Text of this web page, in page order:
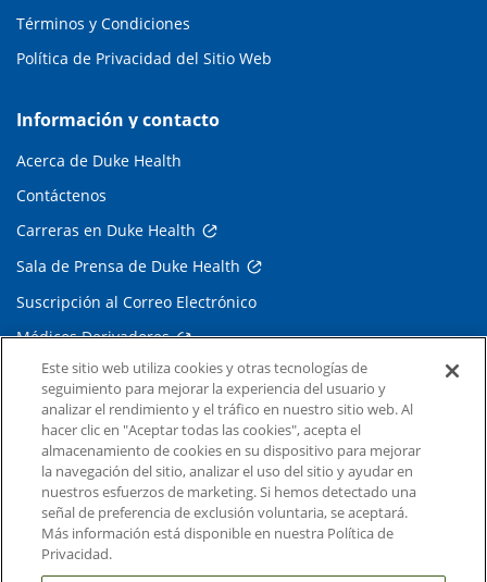
Términos y Condiciones
Política de Privacidad del Sitio Web
Información y contacto
Acerca de Duke Health
Contáctenos
Carreras en Duke Health
Sala de Prensa de Duke Health
Suscripción al Correo Electrónico
Médicos Derivadores
Enlaces relacionados
Duke Cancer Institute
Duke Children's
Duke School of Medicine
Duke School of Nursing
Este sitio web utiliza cookies y otras tecnologías de
seguimiento para mejorar la experiencia del usuario y
analizar el rendimiento y el tráfico en nuestro sitio web. Al
hacer clic en "Aceptar todas las cookies", acepta el
almacenamiento de cookies en su dispositivo para mejorar
la navegación del sitio, analizar el uso del sitio y ayudar en
nuestros esfuerzos de marketing. Si hemos detectado una
señal de preferencia de exclusión voluntaria, se aceptará.
Más información está disponible en nuestra Política de
Privacidad.